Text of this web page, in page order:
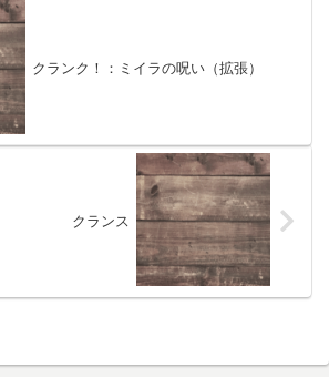
クランク！：ミイラの呪い（拡張）
クランス